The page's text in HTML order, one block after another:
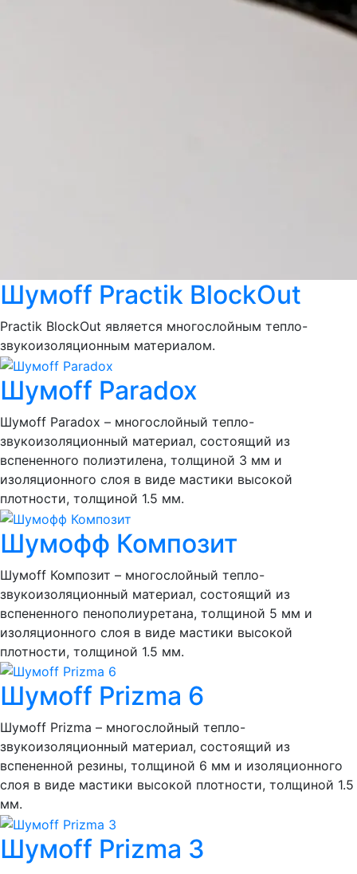
Шумoff Practik BlockOut
Practik BlockOut является многослойным тепло-
звукоизоляционным материалом.
Шумoff Paradox
Шумoff Paradox – многослойный тепло-
звукоизоляционный материал, состоящий из
вспененного полиэтилена, толщиной 3 мм и
изоляционного слоя в виде мастики высокой
плотности, толщиной 1.5 мм.
Шумофф Композит
Шумоff Композит – многослойный тепло-
звукоизоляционный материал, состоящий из
вспененного пенополиуретана, толщиной 5 мм и
изоляционного слоя в виде мастики высокой
плотности, толщиной 1.5 мм.
Шумoff Prizma 6
Шумоff Prizma – многослойный тепло-
звукоизоляционный материал, состоящий из
вспененной резины, толщиной 6 мм и изоляционного
слоя в виде мастики высокой плотности, толщиной 1.5
мм.
Шумoff Prizma 3